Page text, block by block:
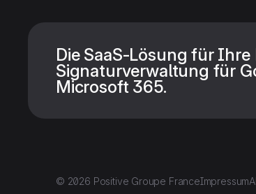
Die SaaS-Lösung für Ihre
Signaturverwaltung für
Microsoft 365.
© 2026 Positive Groupe FranceImpressum